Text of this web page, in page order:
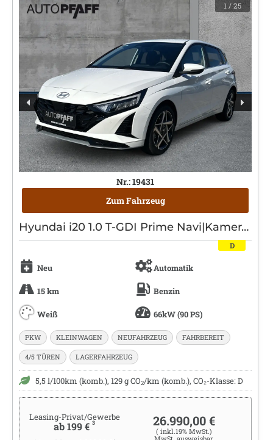
1/ 25
Nr.: 19431
Zum Fahrzeug
Hyundai i20 1.0 T-GDI Prime Navi|Kamera|BOSE
Neu Automatik
15 km Benzin
Weiß 66kW (90 PS)
D
PKW KLEINWAGEN NEUFAHRZEUG FAHRBEREIT
4/5 TÜREN LAGERFAHRZEUG
5,5 l/100km (komb.), 129 g CO2/km (komb.), CO₂-Klasse: D
Leasing-Privat/Gewerbe
ab 199 € 3 26.990,00 €
( inkl.19% MwSt.)